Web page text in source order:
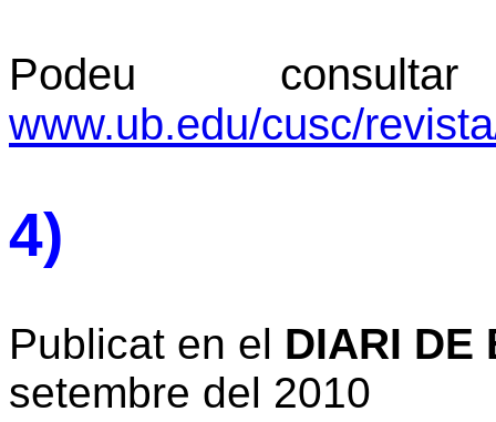
Podeu
www.ub.edu/cusc/
4)
Publicat en el DIARI DE
setembre del 2010